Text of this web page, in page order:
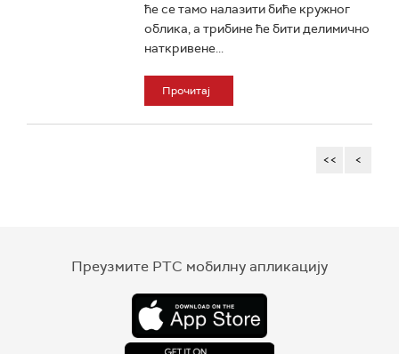
ће се тамо налазити биће кружног
облика, а трибине ће бити делимично
наткривене...
Прочитај
<< <
Преузмите РТС мобилну апликацију